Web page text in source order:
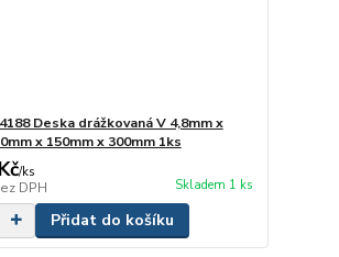
Deska drážkovaná V 4,8mm x
x 150mm x 300mm 1ks
/ks
DPH Skladem 1 ks
Přidat do košíku